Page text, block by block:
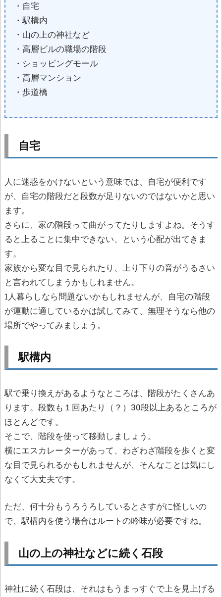
・自宅
・駅構内
・山の上の神社など
・高層ビルの職場の階段
・ショッピングモール
・高層マンション
・歩道橋
自宅
人に迷惑をかけないという意味では、自宅が便利です
が、自宅の階段だと段数が足りないのではないかと思い
ます。
さらに、家の階段って曲がってたりしますよね。そうす
ると上ることに集中できない、という心配が出てきま
す。
家族から変な目で見られたり、上り下りの音がうるさい
と言われてしまうかもしれません。
1人暮らしなら問題ないかもしれませんが、自宅の階段
が運動に適しているかは試してみて、無理そうなら他の
場所でやってみましょう。
駅構内
駅で乗り換えがあるようなところは、階段がたくさんあ
ります。段数も１回あたり（？）30段以上あるところが
ほとんどです。
そこで、階段を使って移動しましょう。
横にエスカレーターがあって、わざわざ階段を歩くと変
な目で見られるかもしれませんが、そんなことは気にし
なくて大丈夫です。
ただ、何十分もうろうろしているとさすがに怪しいの
で、駅構内を使う場合はルートの吟味が必要ですね。
山の上の神社などに続く石段
神社に続く石段は、それはもうまっすぐで上を見上げる